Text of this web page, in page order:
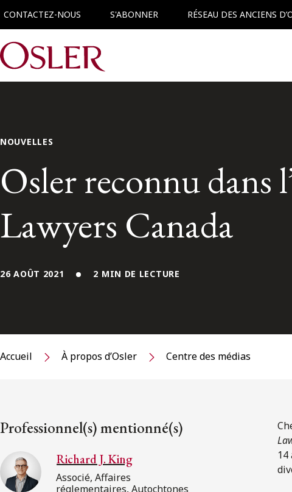
CONTACTEZ-NOUS S'ABONNER RÉSEAU DES ANCIENS
Main Navigation
NOUVELLES
Osler reconnu dans
Lawyers Canada
26 AOÛT 2021 2 MIN DE LECTURE
Accueil À propos d’Osler Centre des médias
Professionnel(s) mentionné(s)
Richard J. King
Associé, Affaires
réglementaires, Autochtones
14